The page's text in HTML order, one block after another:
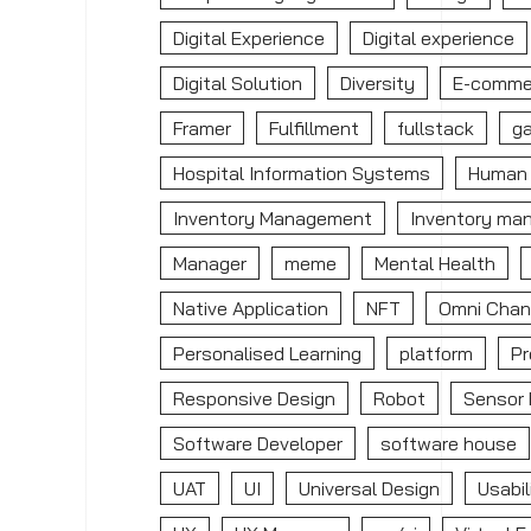
Digital Experience
Digital experience
Digital Solution
Diversity
E-
Framer
Fulfillment fullstack
Hospital Information Systems
Inventory Management
Inventory
Manager
meme
Mental Health
Native Application
NFT
Omni
Personalised Learning
platform
Responsive Design
Robot
Sensor
Software Developer
software house
UAT
UI Universal Design